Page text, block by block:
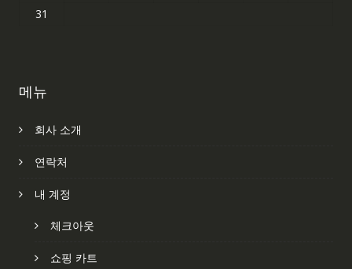
31
메뉴
회사 소개
연락처
내 계정
체크아웃
쇼핑 카트